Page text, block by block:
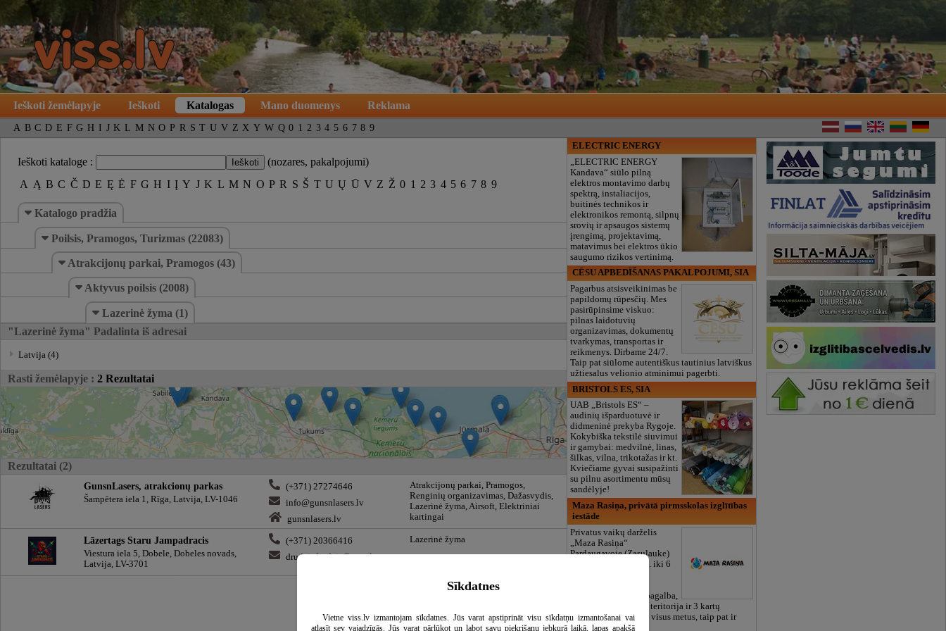
Ieškoti žemėlapyje Ieškoti Katalogas Mano duomenys Reklama
A B C D E F G H I J K L M N O P R S T U V Z X Y W Q 0 1 2 3 4 5 6 7 8 9
Ieškoti kataloge :
(nozares, pakalpojumi)
A Ą B C Č D E Ę Ė F G H I Į Y J K L M N O P R S Š T U Ų Ū V Z Ž 0 1 2 3 4 5 6 7 8 9
Katalogo pradžia
Poilsis, Pramogos, Turizmas (22083)
Atrakcijonų parkai, Pramogos (43)
Aktyvus poilsis (2008)
Lazerinė žyma (1)
"Lazerinė žyma" Padalinta iš adresai
Latvija (4)
Rasti žemėlapyje : 2 Rezultatai
Rezultatai (2)
GunsnLasers, atrakcionų parkas
Šampētera iela 1, Rīga, Latvija, LV-1046
(+371) 27274646
info@gunsnlasers.lv
gunsnlasers.lv
Atrakcijonų parkai, Pramogos,
Renginių organizavimas, Dažasvydis,
Lazerinė žyma, Airsoft, Elektriniai
kartingai
Lāzertags Staru Jampadracis
Viestura iela 5, Dobele, Dobeles novads,
Latvija, LV-3701
(+371) 20366416
drudzisdrudzis@gmail.com
Lazerinė žyma
ELECTRIC ENERGY
„ELECTRIC ENERGY
Kandava“ siūlo pilną
elektros montavimo darbų
spektrą, instaliacijos,
buitinės technikos ir
elektronikos remontą, silpnų
srovių ir apsaugos sistemų
įrengimą, projektavimą,
matavimus bei elektros ūkio
saugumo rizikos vertinimą.
CĒSU APBEDĪŠANAS PAKALPOJUMI, SIA
Pagarbus atsisveikinimas be
papildomų rūpesčių. Mes
pasirūpinsime viskuo:
pilnas laidotuvių
organizavimas, dokumentų
tvarkymas, transportas ir
reikmenys. Dirbame 24/7.
Taip pat siūlome autentiškus tautinius latviškus
užtiesalus velionio atminimui pagerbti.
BRISTOLS ES, SIA
UAB „Bristols ES“ –
audinių išparduotuvė ir
didmeninė prekyba Rygoje.
Kokybiška tekstilė siuvimui
ir gamybai: medvilnė, linas,
šilkas, vilna, trikotažas ir kt.
Kviečiame gyvai susipažinti
su pilnu asortimentu mūsų
sandėlyje!
Maza Rasiņa, privātā pirmsskolas izglītības
iestāde
Privatus vaikų darželis
„Maza Rasiņa“
Pardaugavoje (Zasulauke)
vaikams nuo 10 mėn. iki 6
logopedas, speciali pagalba,
būreliai, didelė žalia teritorija ir 3 kartų
maitinimas. Dirbame visus metus, taip pat ir
vasarą!
Sīkdatnes
Vietne viss.lv izmantojam sīkdatnes. Jūs varat apstiprināt visu sīkdatņu izmantošanai vai
atlasīt sev vajadzīgās. Jūs varat pārlūkot un labot savu piekrišanu jebkurā laikā, lapas apakšā